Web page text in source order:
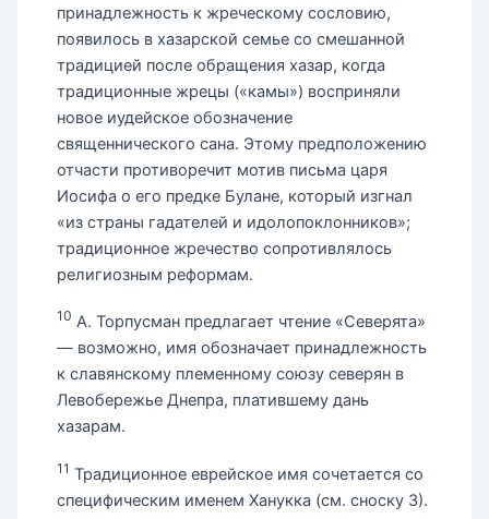
принадлежность к жреческому сословию,
появилось в хазарской семье со смешанной
традицией после обращения хазар, когда
традиционные жрецы («камы») восприняли
новое иудейское обозначение
священнического сана. Этому предположению
отчасти противоречит мотив письма царя
Иосифа о его предке Булане, который изгнал
«из страны гадателей и идолопоклонников»;
традиционное жречество сопротивлялось
религиозным реформам.
10 А. Торпусман предлагает чтение «Северята»
— возможно, имя обозначает принадлежность
к славянскому племенному союзу северян в
Левобережье Днепра, платившему дань
хазарам.
11 Традиционное еврейское имя сочетается со
специфическим именем Ханукка (см. сноску 3).